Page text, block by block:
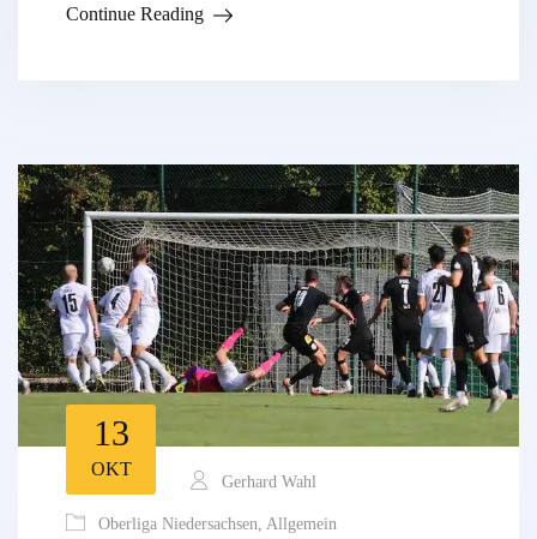
Continue Reading
13
OKT
Gerhard Wahl
Oberliga Niedersachsen Allgemein